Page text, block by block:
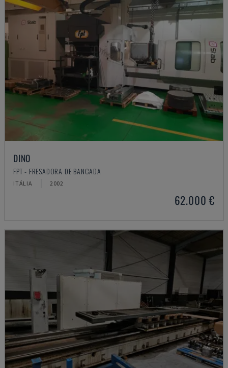
DINO
FPT - FRESADORA DE BANCADA
ITÁLIA 2002
62.000 €